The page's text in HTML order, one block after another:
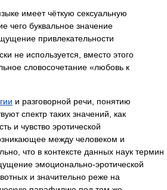
имеет чёткую сексуальную
чего буквальное значение
привлекательности
не используется, вместо этого
словосочетание «любовь к
и разговорной речи, понятию
спектр таких значений, как
и чувство эротической
между человеком и
что в контексте данных наук термин
эмоционально-эротической
и значительно реже на